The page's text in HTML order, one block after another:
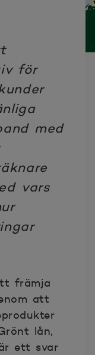
för
med
vars
främja
att
lån,
ett svar